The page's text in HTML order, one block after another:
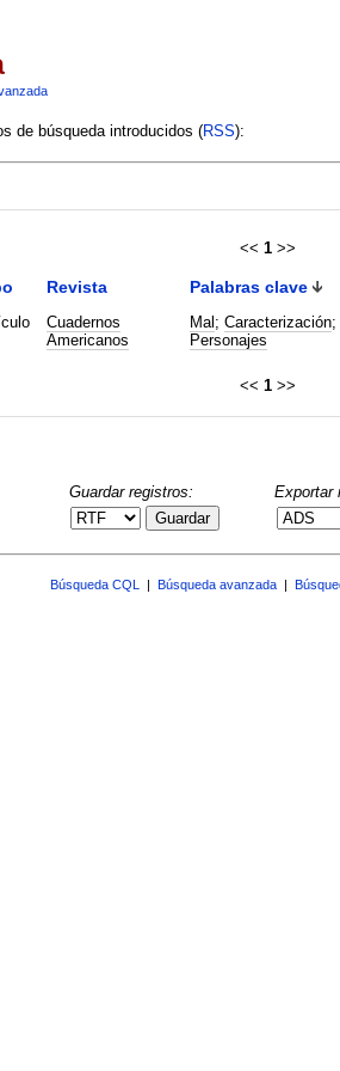
de búsqueda introducidos (RSS):
<< 1 >>
Revista Palabras clave
Cuadernos
Americanos
Mal ; Caracterización;
Personajes
<< 1 >>
Guardar registros:
Guardar
Exportar
Búsqueda CQL Búsqueda avanzada